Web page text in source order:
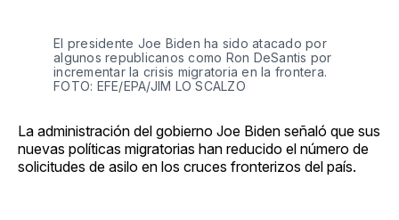
El presidente Joe Biden ha sido atacado por
algunos republicanos como Ron DeSantis por
incrementar la crisis migratoria en la frontera.
FOTO: EFE/EPA/JIM LO SCALZO
La administración del gobierno Joe Biden señaló que sus
nuevas políticas migratorias han reducido el número de
solicitudes de asilo en los cruces fronterizos del país.